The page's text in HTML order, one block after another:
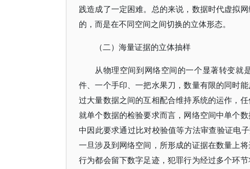
践造成了一定困难。总的来说，数据时代虚拟
的，而是在不同空间之间切换的立体形态。
（二）海量证据的立体抽样
从物理空间到网络空间的一个显著转变就
件、一个手印、一把水果刀，数量有限的同时
过大量数据之间的互相配合维持系统的运作，
就单个数据的检验要求而言，网络空间中单个
中因此要求通过比对校验值等方法审查验证电
一旦涉及到网络空间，所形成的证据在数量上
行为都会留下数字足迹，犯罪行为经过多个环